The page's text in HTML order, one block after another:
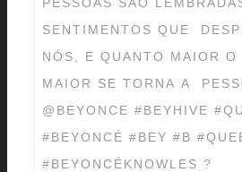
SENTIMENTOS QUE
NÓS, E QUANTO MAIOR O
MAIOR SE TORNA A
@BEYONCE #BEYHIVE
#BEYONCÉ #BEY #B
#BEYONCÉKNOWLES ?